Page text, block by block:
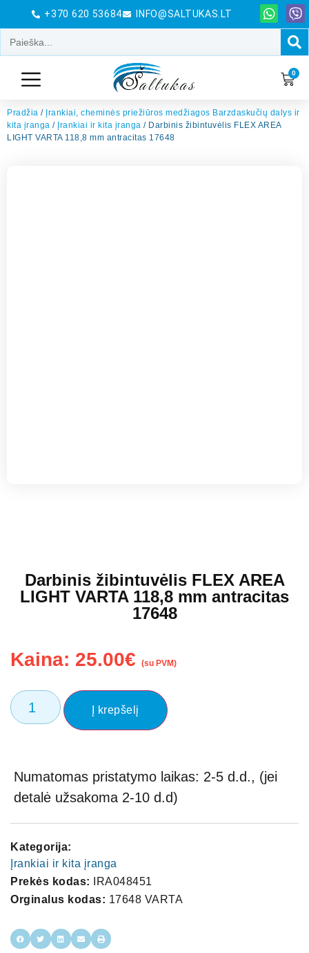
+370 620 53684 INFO@SALTUKAS.LT
0
Pradžia / Įrankiai, cheminės priežiūros medžiagos Barzdaskučių dalys ir
kita įranga / Įrankiai ir kita įranga / Darbinis žibintuvėlis FLEX AREA
LIGHT VARTA 118,8 mm antracitas 17648
Darbinis žibintuvėlis FLEX AREA
LIGHT VARTA 118,8 mm antracitas
17648
Kaina: 25.00€ (su PVM)
Į krepšelį
Numatomas pristatymo laikas: 2-5 d.d., (jei
detalė užsakoma 2-10 d.d)
Kategorija:
Įrankiai ir kita įranga
Prekės kodas:
IRA048451
Orginalus kodas: 17648 VARTA